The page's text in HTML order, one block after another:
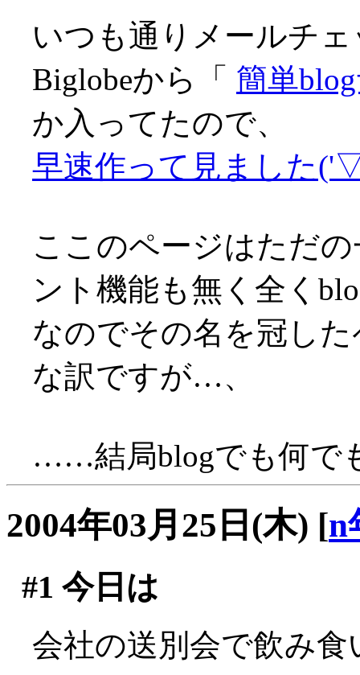
いつも通りメールチ
Biglobeから「 簡単
か入ってたので、
早速作って見ました
ここのページはただ
ント機能も無く全く
なのでその名を冠し
な訳ですが…、
……結局blogでも何で
2004年03月25日(木) [n
#1 今日は
会社の送別会で飲み食